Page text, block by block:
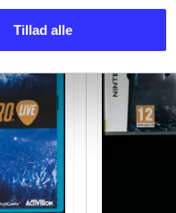
Tillad alle